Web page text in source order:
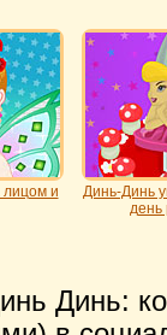
лицом и
Динь-Динь
день
Динь: